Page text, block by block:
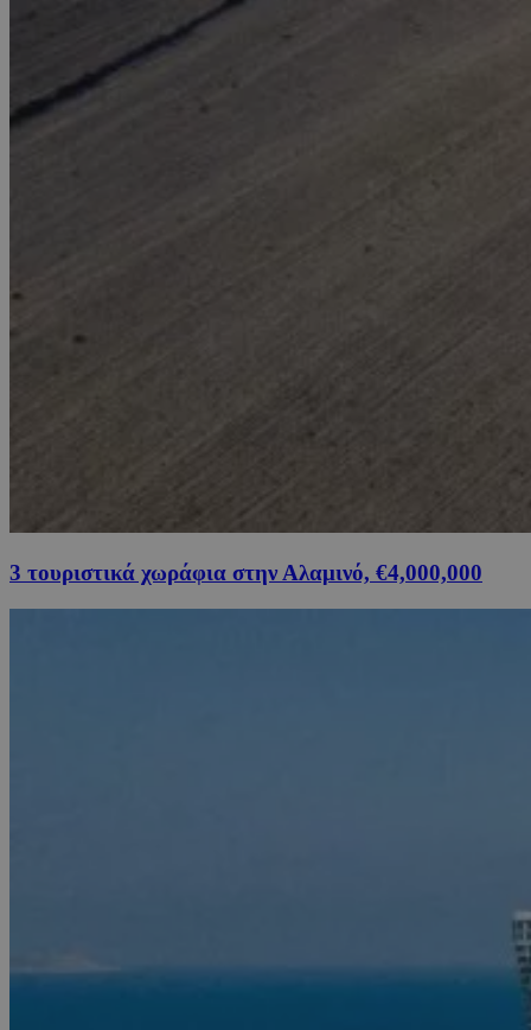
3 τουριστικά χωράφια στην Αλαμινό, €4,000,000